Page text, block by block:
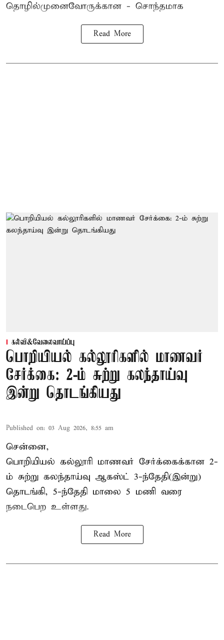
தொழில்முனைவோருக்கான - சொந்தமாக
Read More
கல்வி&வேலைவாய்ப்பு
பொறியியல் கல்லூரிகளில் மாணவர்
சேர்க்கை: 2-ம் சுற்று கலந்தாய்வு
இன்று தொடங்கியது
Published on: 03 Aug 2026, 8:55 am
சென்னை,
பொறியியல் கல்லூரி மாணவர் சேர்க்கைக்கான 2-
ம் சுற்று கலந்தாய்வு ஆகஸ்ட் 3-ந்தேதி(இன்று)
தொடங்கி, 5-ந்தேதி மாலை 5 மணி வரை
நடைபெற உள்ளது.
Read More